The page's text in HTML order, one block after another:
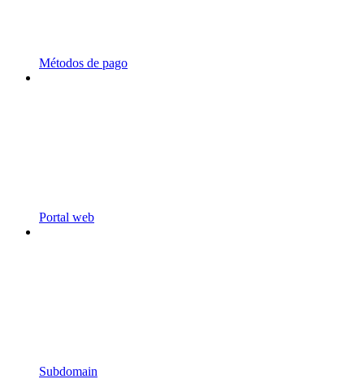
Métodos de pago
Portal web
Subdomain